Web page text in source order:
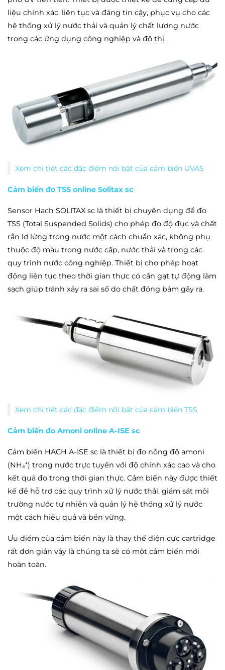
liệu chính xác, liên tục và đáng tin cậy, phục vụ cho các
hệ thống xử lý nước thải và quản lý chất lượng nước
trong các ứng dụng công nghiệp và đô thị.
Xem chi tiết các đặc điểm nổi bật của cảm biến UVAS
Cảm biến đo TSS online Solitax sc
Sensor Hach SOLITAX sc là thiết bị chuyên dụng để đo
TSS (Total Suspended Solids) cho phép đo độ đục và chất
rắn lơ lửng trong nước một cách chuẩn xác, không phụ
thuộc độ màu trong nước cấp, nước thải và trong các
quy trình nước công nghiệp. Thiết bị cho phép hoạt
động liên tục theo thời gian thực có cần gạt tự động làm
sạch giúp tránh xảy ra sai số do chất đóng bám gây ra.
Xem chi tiết các đặc điểm nổi bật của cảm biến TSS
Cảm biến đo Amoni online A-ISE sc
Cảm biến HACH A-ISE sc là thiết bị đo nồng độ amoni
(NH₄⁺) trong nước trực tuyến với độ chính xác cao và cho
kết quả đo trong thời gian thực. Cảm biến này được thiết
kế để hỗ trợ các quy trình xử lý nước thải, giám sát môi
trường nước tự nhiên và quản lý hệ thống xử lý nước
một cách hiệu quả và bền vững.
Ưu điểm của cảm biến này là thay thế điện cực cartridge
rất đơn giản vậy là chúng ta sẽ có một cảm biến mới
hoàn toàn.